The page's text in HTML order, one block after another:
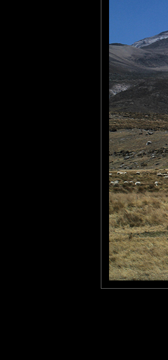
Le Chimborazo est un
Il est surnommé "Taita
C'est le sommet le plus
Le Chimborazo peut être
En effet, la terre a une
de l'Himalaya.
Le sommet est donc aussi
Il est plus éloigné de 2.2 km
Laisser un commentaire